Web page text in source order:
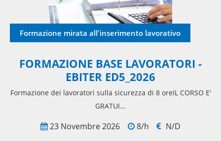
Formazione mirata all'inserimento lavorativo
FORMAZIONE BASE LAVORATORI -
EBITER ED5_2026
Formazione dei lavoratori sulla sicurezza di 8 oreIL CORSO E'
GRATUI...
23 Novembre 2026 8/h N/D